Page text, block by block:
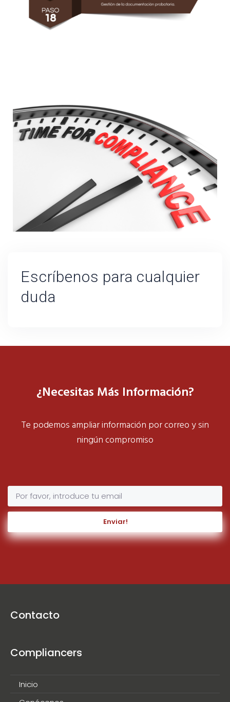
Escríbenos para cualquier
duda
¿Necesitas Más Información?
Te podemos ampliar información por correo y sin
ningún compromiso
Enviar!
Contacto
Compliancers
Inicio